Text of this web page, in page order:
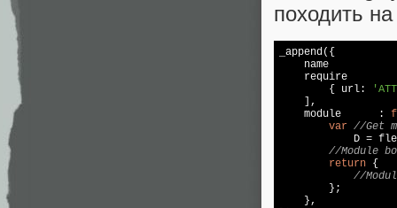
походить
_append({
name
require
        { url:
    ],
module
      :
var //Get
D =
//Module
return {
//
        };
    },